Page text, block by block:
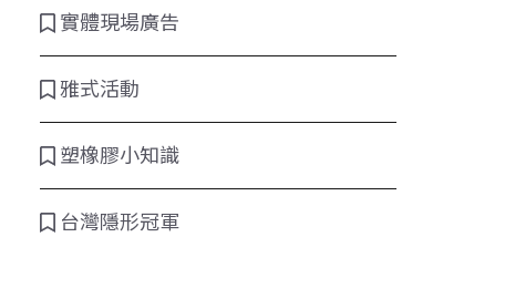
實體現場廣告
雅式活動
塑橡膠小知識
台灣隱形冠軍